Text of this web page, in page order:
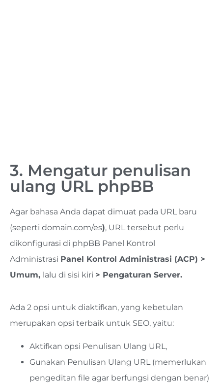
3. Mengatur penulisan
ulang URL phpBB
Agar bahasa Anda dapat dimuat pada URL baru
(seperti domain.com/es), URL tersebut perlu
dikonfigurasi di phpBB Panel Kontrol
Administrasi Panel Kontrol Administrasi (ACP) >
Umum, lalu di sisi kiri > Pengaturan Server.
Ada 2 opsi untuk diaktifkan, yang kebetulan
merupakan opsi terbaik untuk SEO, yaitu:
Aktifkan opsi Penulisan Ulang URL,
Gunakan Penulisan Ulang URL (memerlukan
pengeditan file agar berfungsi dengan benar)